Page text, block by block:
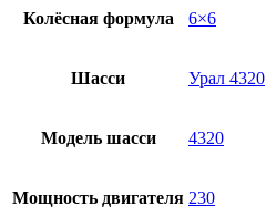
Колёсная формула 6×6
Шасси Урал 4320
Модель шасси 4320
Мощность двигателя 230